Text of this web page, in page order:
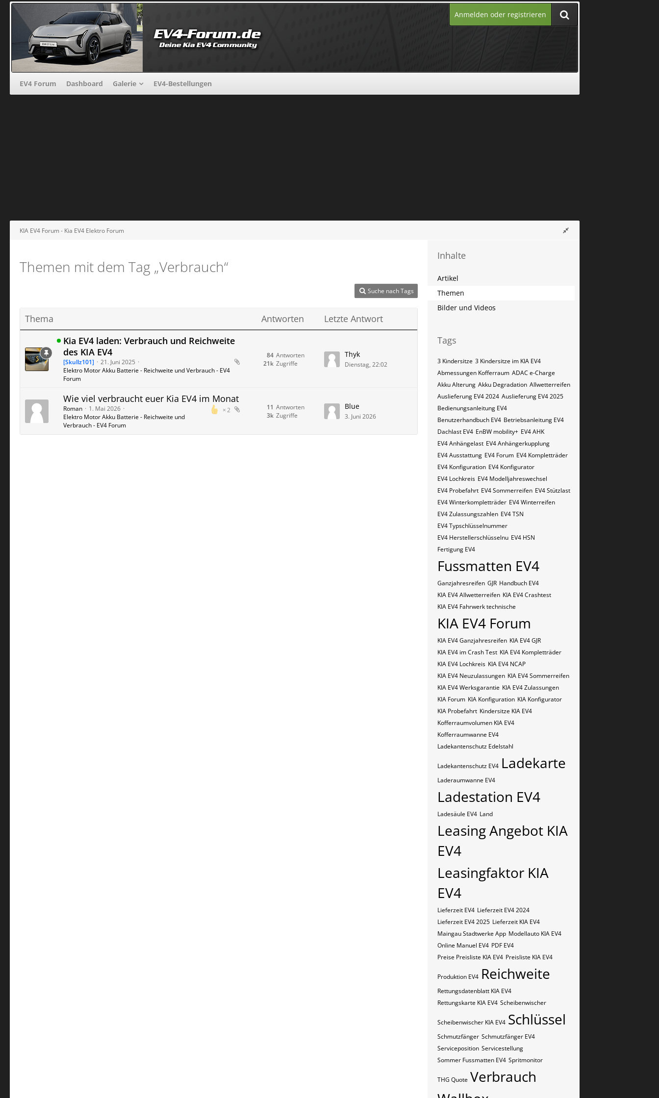
Anmelden oder registrieren
EV4 Forum Dashboard Galerie EV4-Bestellungen
KIA EV4 Forum - Kia EV4 Elektro Forum
Themen mit dem Tag „Verbrauch“
Suche nach Tags
Thema Antworten
Letzte Antwort
Kia EV4 laden: Verbrauch und Reichweite
des KIA EV4
[Skullz101]
21. Juni 2025
Elektro Motor Akku Batterie - Reichweite und Verbrauch - EV4
Forum
Antworten
84
Zugriffe
21k
Thyk
Dienstag, 22:02
Wie viel verbraucht euer Kia EV4 im Monat
2
Roman
1. Mai 2026
Elektro Motor Akku Batterie - Reichweite und
Verbrauch - EV4 Forum
Antworten
11
Zugriffe
3k
Blue
3. Juni 2026
Inhalte
Artikel
Themen
Bilder und Videos
Tags
3 Kindersitze 3 Kindersitze im KIA EV4
Abmessungen Kofferraum ADAC e-Charge
Akku Alterung Akku Degradation Allwetterreifen
Auslieferung EV4 2024 Auslieferung EV4 2025
Bedienungsanleitung EV4
Benutzerhandbuch EV4 Betriebsanleitung EV4
Dachlast EV4 EnBW mobility+ EV4 AHK
EV4 Anhängelast EV4 Anhängerkupplung
EV4 Ausstattung EV4 Forum EV4 Kompletträder
EV4 Konfiguration EV4 Konfigurator
EV4 Lochkreis EV4 Modelljahreswechsel
EV4 Probefahrt EV4 Sommerreifen EV4 Stützlast
EV4 Winterkompletträder EV4 Winterreifen
EV4 Zulassungszahlen EV4​​​​ TSN
EV4​​​​ Typschlüsselnummer
EV4​​​​​ Herstellerschlüsselnu EV4​​​​​ HSN
Fertigung EV4
Fussmatten EV4
Ganzjahresreifen GJR Handbuch EV4
KIA EV4 Allwetterreifen KIA EV4 Crashtest
KIA EV4 Fahrwerk technische
KIA EV4 Forum
KIA EV4 Ganzjahresreifen KIA EV4 GJR
KIA EV4 im Crash Test KIA EV4 Kompletträder
KIA EV4 Lochkreis KIA EV4 NCAP
KIA EV4 Neuzulassungen KIA EV4 Sommerreifen
KIA EV4 Werksgarantie KIA EV4 Zulassungen
KIA Forum KIA Konfiguration KIA Konfigurator
KIA Probefahrt Kindersitze KIA EV4
Kofferraumvolumen KIA EV4
Kofferraumwanne EV4
Ladekantenschutz Edelstahl
Ladekantenschutz EV4 Ladekarte
Laderaumwanne EV4
Ladestation EV4
Ladesäule EV4 Land
Leasing Angebot KIA
EV4
Leasingfaktor KIA
EV4
Lieferzeit EV4 Lieferzeit EV4 2024
Lieferzeit EV4 2025 Lieferzeit KIA EV4
Maingau Stadtwerke App Modellauto KIA EV4
Online Manuel EV4 PDF EV4
Preise Preisliste KIA EV4 Preisliste KIA EV4
Produktion EV4 Reichweite
Rettungsdatenblatt KIA EV4
Rettungskarte KIA EV4 Scheibenwischer
Scheibenwischer KIA​ EV4 Schlüssel
Schmutzfänger Schmutzfänger EV4
Serviceposition Servicestellung
Sommer Fussmatten EV4 Spritmonitor
THG Quote Verbrauch